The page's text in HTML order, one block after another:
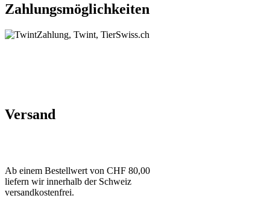
Zahlungsmöglichkeiten
Versand
Ab einem Bestellwert von CHF 80,00
liefern wir innerhalb der Schweiz
versandkostenfrei.